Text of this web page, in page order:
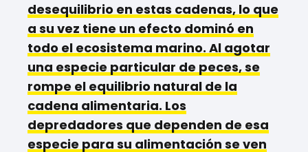
desequilibrio en estas cadenas, lo que
a su vez tiene un efecto dominó en
todo el ecosistema marino. Al agotar
una especie particular de peces, se
rompe el equilibrio natural de la
cadena alimentaria. Los
depredadores que dependen de esa
especie para su alimentación se ven